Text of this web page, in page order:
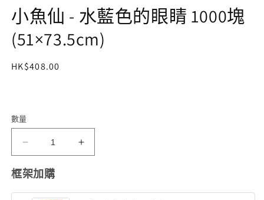
中
啟
多
媒
小魚仙 - 水藍色的眼睛 1000塊
(51×73.5cm)
定
HK$408.00
數量
魚
仙
-
-
框架加購